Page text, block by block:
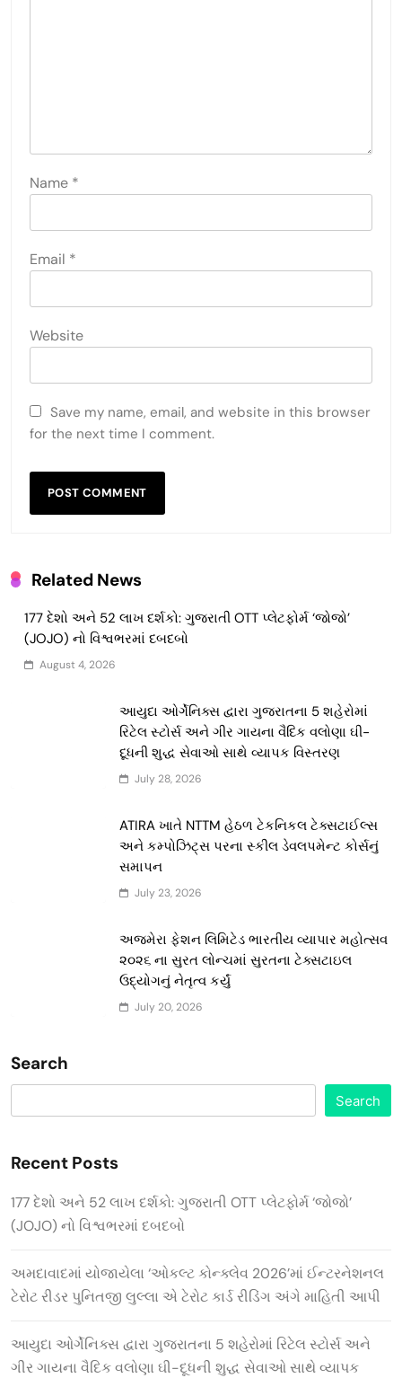
Name *
Email *
Website
Save my name, email, and website in this browser
for the next time I comment.
Related News
177 દેશો અને 52 લાખ દર્શકો: ગુજરાતી OTT પ્લેટફોર્મ ‘જોજો’
(JOJO) નો વિશ્વભરમાં દબદબો
August 4, 2026
આયુદા ઓર્ગેનિક્સ દ્વારા ગુજરાતના 5 શહેરોમાં
રિટેલ સ્ટોર્સ અને ગીર ગાયના વૈદિક વલોણા ઘી-
દૂધની શુદ્ધ સેવાઓ સાથે વ્યાપક વિસ્તરણ
July 28, 2026
ATIRA ખાતે NTTM હેઠળ ટેકનિકલ ટેક્સટાઈલ્સ
અને કમ્પોઝિટ્સ પરના સ્કીલ ડેવલપમેન્ટ કોર્સનું
સમાપન
July 23, 2026
અજમેરા ફેશન લિમિટેડ ભારતીય વ્યાપાર મહોત્સવ
૨૦૨૬ ના સુરત લોન્ચમાં સુરતના ટેક્સટાઇલ
ઉદ્યોગનું નેતૃત્વ કર્યું
July 20, 2026
Search
Search
Recent Posts
177 દેશો અને 52 લાખ દર્શકો: ગુજરાતી OTT પ્લેટફોર્મ ‘જોજો’
(JOJO) નો વિશ્વભરમાં દબદબો
અમદાવાદમાં યોજાયેલા ‘ઓકલ્ટ કોન્ક્લેવ 2026’માં ઈન્ટરનેશનલ
ટેરોટ રીડર પુનિતજી લુલ્લા એ ટેરોટ કાર્ડ રીડિંગ અંગે માહિતી આપી
આયુદા ઓર્ગેનિક્સ દ્વારા ગુજરાતના 5 શહેરોમાં રિટેલ સ્ટોર્સ અને
ગીર ગાયના વૈદિક વલોણા ઘી-દૂધની શુદ્ધ સેવાઓ સાથે વ્યાપક